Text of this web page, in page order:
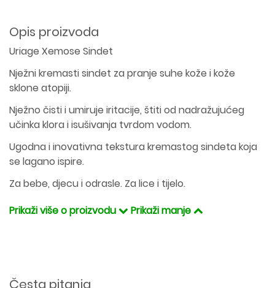
Opis proizvoda
Uriage Xemose Sindet
Nježni kremasti sindet za pranje suhe kože i kože
sklone atopiji.
Nježno čisti i umiruje iritacije, štiti od nadražujućeg
učinka klora i isušivanja tvrdom vodom.
Ugodna i inovativna tekstura kremastog sindeta koja
se lagano ispire.
Za bebe, djecu i odrasle. Za lice i tijelo.
Prikaži više o proizvodu
Prikaži manje
Česta pitanja